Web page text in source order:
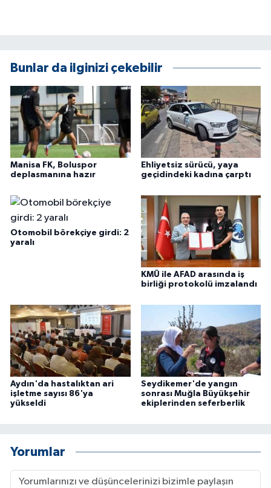
Bunlar da ilginizi çekebilir
Manisa FK, Boluspor
deplasmanına hazır
Ehliyetsiz sürücü, yaya
geçidindeki kadına çarptı
Otomobil börekçiye girdi: 2
yaralı
KMÜ ile AFAD arasında iş
birliği protokolü imzalandı
Aydın'da hastalıktan ari
işletme sayısı 86'ya
yükseldi
Seydikemer'de yangın
sonrası Muğla Büyükşehir
ekiplerinden seferberlik
Yorumlar